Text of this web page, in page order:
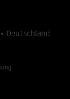
Deutschland